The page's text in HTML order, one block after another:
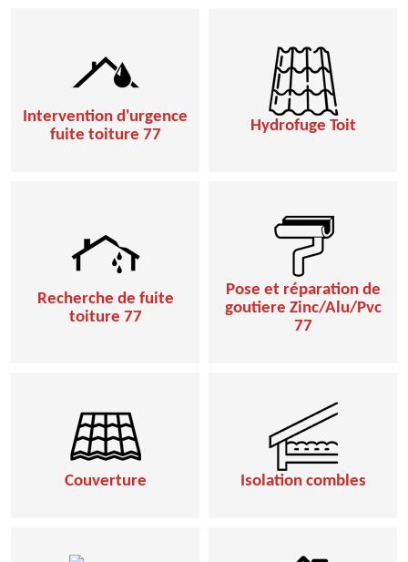
Intervention d'urgence
fuite toiture 77
Hydrofuge Toit
Recherche de fuite
toiture 77
Pose et réparation de
goutiere Zinc/Alu/Pvc
77
Couverture Isolation combles